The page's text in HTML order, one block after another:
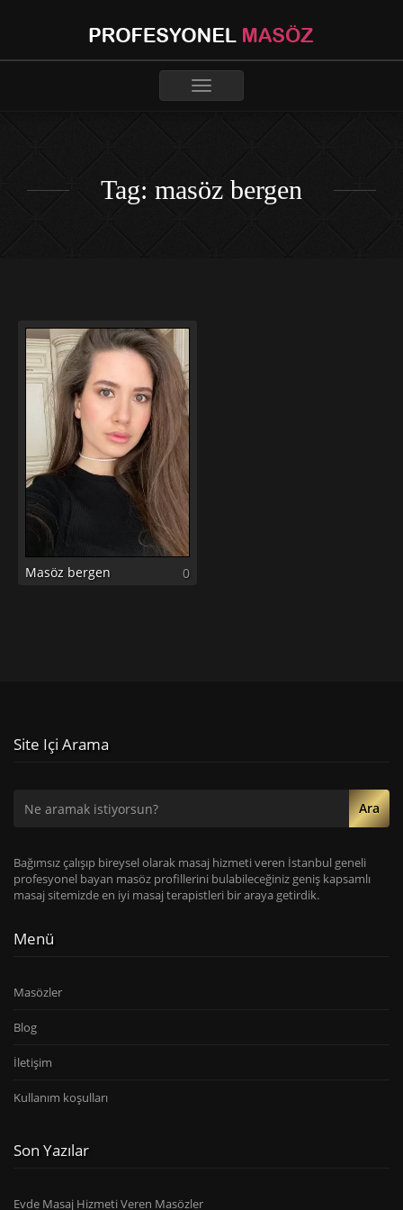
Toggle
Tag: masöz bergen
Masöz bergen 0
Site Içi Arama
Ara
Bağımsız çalışıp bireysel olarak masaj hizmeti veren İstanbul geneli
profesyonel bayan masöz profillerini bulabileceğiniz geniş kapsamlı
masaj sitemizde en iyi masaj terapistleri bir araya getirdik.
Menü
Masözler
Blog
İletişim
Kullanım koşulları
Son Yazılar
Evde Masaj Hizmeti Veren Masözler